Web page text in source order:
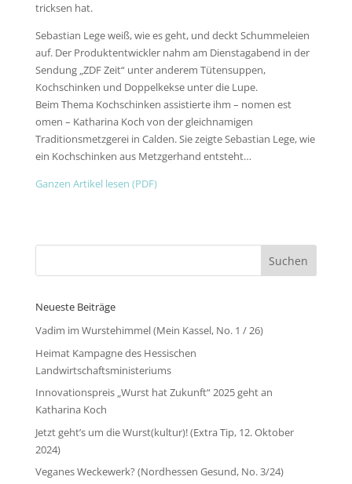
tricksen hat.
Sebastian Lege weiß, wie es geht, und deckt Schummeleien
auf. Der Produktentwickler nahm am Dienstagabend in der
Sendung „ZDF Zeit“ unter anderem Tütensuppen,
Kochschinken und Doppelkekse unter die Lupe.
Beim Thema Kochschinken assistierte ihm – nomen est
omen – Katharina Koch von der gleichnamigen
Traditionsmetzgerei in Calden. Sie zeigte Sebastian Lege, wie
ein Kochschinken aus Metzgerhand entsteht…
Ganzen Artikel lesen (PDF)
Neueste Beiträge
Vadim im Wurstehimmel (Mein Kassel, No. 1 / 26)
Heimat Kampagne des Hessischen
Landwirtschaftsministeriums
Innovationspreis „Wurst hat Zukunft“ 2025 geht an
Katharina Koch
Jetzt geht’s um die Wurst(kultur)! (Extra Tip, 12. Oktober
2024)
Veganes Weckewerk? (Nordhessen Gesund, No. 3/24)